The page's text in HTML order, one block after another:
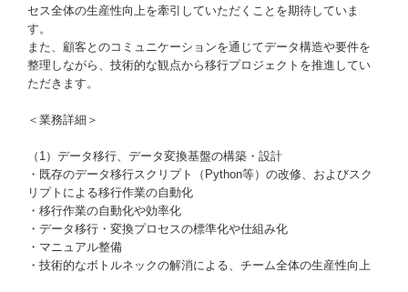
セス全体の生産性向上を牽引していただくことを期待していま
す。
また、顧客とのコミュニケーションを通じてデータ構造や要件を
整理しながら、技術的な観点から移行プロジェクトを推進してい
ただきます。
＜業務詳細＞
（1）データ移行、データ変換基盤の構築・設計
・既存のデータ移行スクリプト（Python等）の改修、およびスク
リプトによる移行作業の自動化
・移行作業の自動化や効率化
・データ移行・変換プロセスの標準化や仕組み化
・マニュアル整備
・技術的なボトルネックの解消による、チーム全体の生産性向上